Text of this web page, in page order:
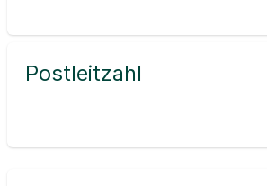
Postleitzahl